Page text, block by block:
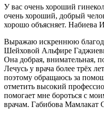
У вас очень хороший
очень хороший, добрый
хорошо объясняет. Набиева
Выражаю искреннюю
Шейховой Альфире
Она добрая, внимательная,
Лечусь у врача более трёх
поэтому обращаюсь за
отметить высокий
помогает мне бороться с
врачам. Габибова Мамлакат